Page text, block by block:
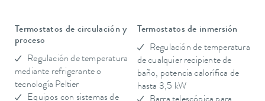
Termostatos de circulación y
proceso
Regulación de temperatura
mediante refrigerante o
tecnología Peltier
Equipos con sistemas de
Termostatos de inmersión
Regulación de temperatura
de cualquier recipiente de
baño, potencia calorífica de
hasta 3,5 kW